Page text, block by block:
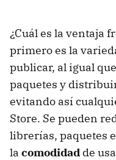
¿Cuál es la ventaja
primero es la
publicar, al igual
paquetes y
evitando así
Store. Se pueden
librerías, paquetes
la comodidad de